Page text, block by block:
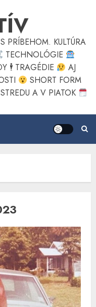
PRÍBEHOM. KULTÚRA
TECHNOLÓGIE
🕴TRAGÉDIE
AJ
SHORT FORM
A V PIATOK